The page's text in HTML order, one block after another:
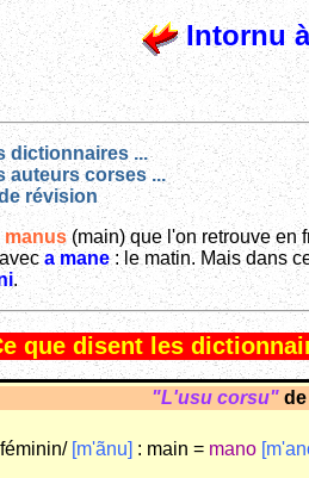
Intornu
dictionnaires ...
auteurs corses ...
révision
manus(main) que l'on retrouve en
a mane: le matin. Mais dans
.
que disent les
"L'usu corsu"
[m'ãnu] : main = mano